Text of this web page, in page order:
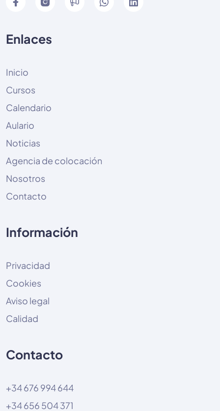
Enlaces
Inicio
Cursos
Calendario
Aulario
Noticias
Agencia de colocación
Nosotros
Contacto
Información
Privacidad
Cookies
Aviso legal
Calidad
Contacto
+34 676 994 644
+34 656 504 371